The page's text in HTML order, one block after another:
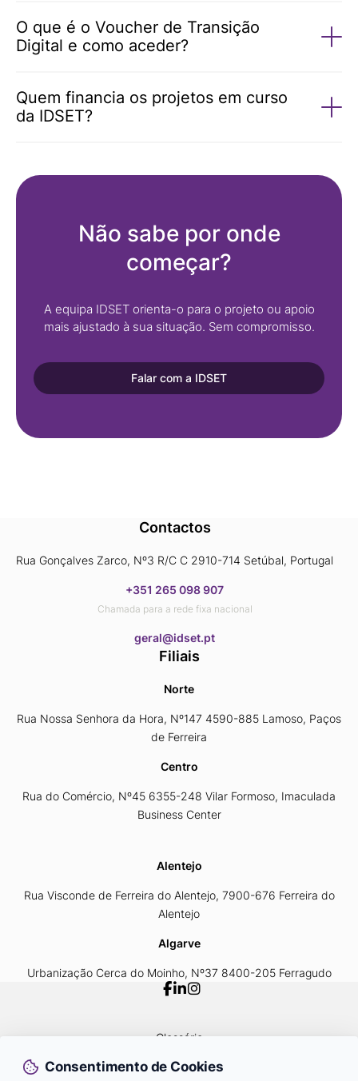
O que é o Voucher de Transição
Digital e como aceder?
Quem financia os projetos em curso
da IDSET?
Não sabe por onde
começar?
A equipa IDSET orienta-o para o projeto ou apoio
mais ajustado à sua situação. Sem compromisso.
Falar com a IDSET
Contactos
Rua Gonçalves Zarco, Nº3 R/C C 2910-714 Setúbal, Portugal
+351 265 098 907
Chamada para a rede fixa nacional
​​​​​​​geral@idset.pt
Filiais
Norte
Rua Nossa Senhora da Hora, Nº147 4590-885 Lamoso, Paços
de Ferreira
Centro
Rua do Comércio, Nº45 6355-248 Vilar Formoso, Imaculada
Business Center
Alentejo
Rua Visconde de Ferreira do Alentejo, 7900-676 Ferreira do
Alentejo
Algarve
Urbanização Cerca do Moinho, Nº37 8400-205 Ferragudo
Glossário
Livro de Reclamações
Consentimento de Cookies